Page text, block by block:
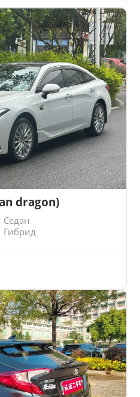
dragon)
Седан
Гибрид